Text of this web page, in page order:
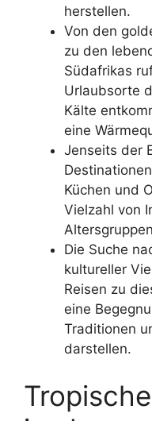
herstellen.
Von den
zu den
Südafrikas
Urlaubsorte
Kälte
eine
Jenseits der
Küchen und
Vielzahl von
Die Suche
kultureller
Reisen zu
eine
Traditionen
darstellen.